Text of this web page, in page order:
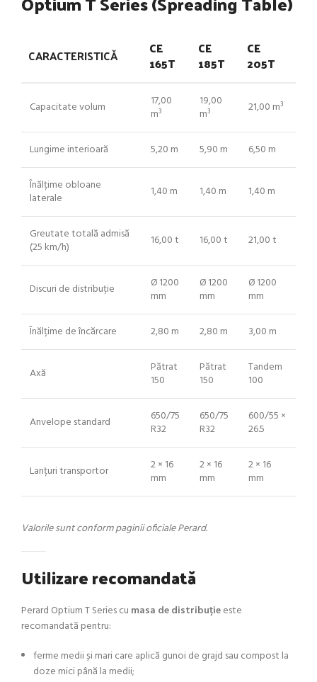
CARACTERISTICĂ CE
165T
CE
185T
CE
205T
Capacitate volum
17,00
m³
19,00
m³
21,00 m³
Lungime interioară 5,20 m 5,90 m 6,50 m
Înălțime obloane
laterale
1,40 m 1,40 m 1,40 m
Greutate totală admisă
(25 km/h)
16,00 t 16,00 t 21,00 t
Discuri de distribuție
Ø 1200
mm
Ø 1200
mm
Ø 1200
mm
Înălțime de încărcare 2,80 m 2,80 m 3,00 m
Axă
Pătrat
150
Pătrat
150
Tandem
100
Anvelope standard
650/75
R32
650/75
R32
600/55 ×
26.5
Lanțuri transportor
2 × 16
mm
2 × 16
mm
2 × 16
mm
Valorile sunt conform paginii oficiale Perard.
Utilizare recomandată
Perard Optium T Series cu masa de distribuțieeste
recomandată pentru:
ferme medii și mari care aplică gunoi de grajd sau compost la
doze mici până la medii;